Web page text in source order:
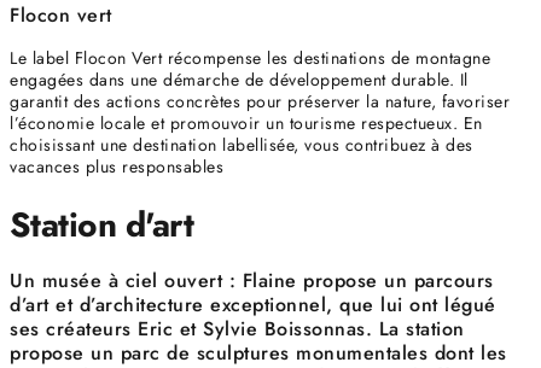
Flocon vert
Le label Flocon Vert récompense les destinations de montagne
engagées dans une démarche de développement durable. Il
garantit des actions concrètes pour préserver la nature, favoriser
l’économie locale et promouvoir un tourisme respectueux. En
choisissant une destination labellisée, vous contribuez à des
vacances plus responsables
Station d'art
Un musée à ciel ouvert : Flaine propose un parcours
d’art et d’architecture exceptionnel, que lui ont légué
ses créateurs Eric et Sylvie Boissonnas. La station
propose un parc de sculptures monumentales dont les